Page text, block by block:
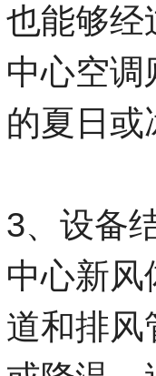
也能够经
中心空调
的夏日或
3、设备
中心新风
道和排风